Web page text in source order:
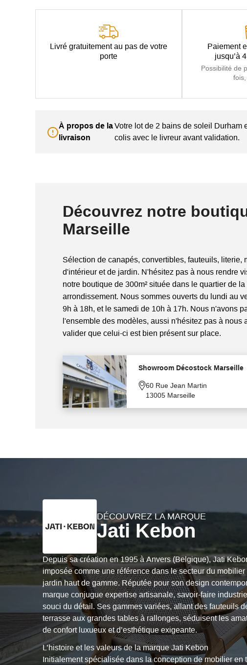
Livré gratuitement au pas de votre
porte
Paiement
jusqu’à
Possibilité de
À propos de la
livraison
Votre lot de 2 bains de soleil Durham
colis avec le livreur avant validation.
Découvrez notre
Marseille
Sélection de canapés, convertibles, fauteuils, literie,
d'intérieur et de jardin. N'hésitez pas à nous rendre
notre boutique de 300m² située dans le quartier de
arrondissement. Nous sommes ouverts du lundi au
9h à 18h, et le samedi de 10h à 17h. Nous n'avons
l'ensemble des modèles, aussi n'hésitez pas à nous
valider que celui-ci est bien présent sur place.
Showroom Décostock Marseille
60 Rue Jean Martin
13005 Marseille
DÉCOUVREZ LA MARQUE
Jati Kebon
Depuis sa création en 1995 à Anvers (Belgique), Jati
imposée comme une référence dans le secteur du mobilier
jardin haut de gamme. Réputée pour son design
marque conjugue expertise artisanale, savoir-faire
souci du détail. Ses gammes variées, allant des fauteuils
terrasse aux grandes tables à rallonges, séduisent les
de confort luxueux et d’esthétique exigeante.
L’histoire et les valeurs de la marque Jati Kebon
Initialement spécialisée dans la conception de mobilier en